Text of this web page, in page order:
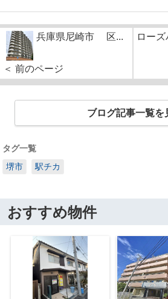
兵庫県尼崎市 区...
＜ 前のページ
ロー
ブログ記事一覧を
タグ一覧
堺市
駅チカ
おすすめ物件